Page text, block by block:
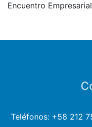
Encuentro
Teléfonos: +58 212